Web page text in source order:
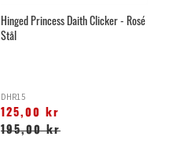
Hinged Princess Daith Clicker - Rosé
Stål
DHR15
125,00 kr
195,00 kr